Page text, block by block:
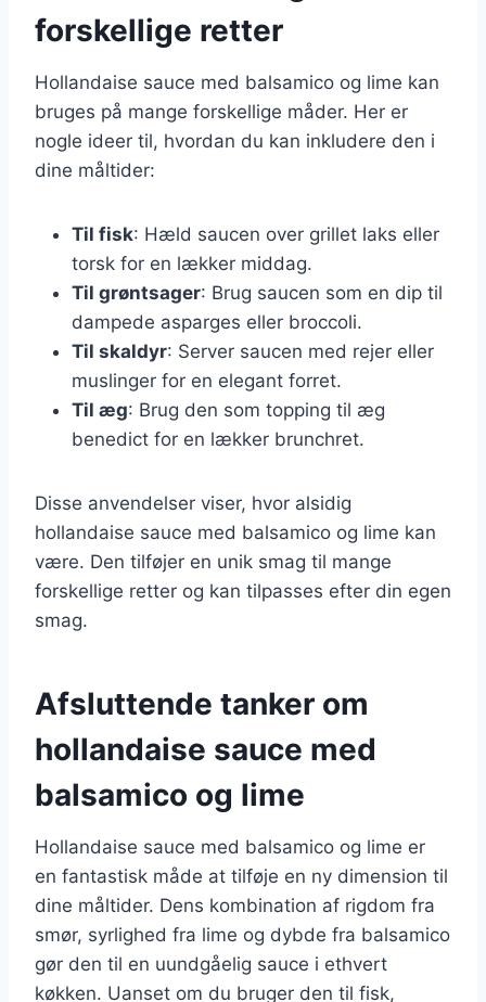
forskellige retter
Hollandaise sauce med balsamico og lime kan
bruges på mange forskellige måder. Her er
nogle ideer til, hvordan du kan inkludere den i
dine måltider:
Til fisk: Hæld saucen over grillet laks eller
torsk for en lækker middag.
Til grøntsager: Brug saucen som en dip til
dampede asparges eller broccoli.
Til skaldyr: Server saucen med rejer eller
muslinger for en elegant forret.
Til æg: Brug den som topping til æg
benedict for en lækker brunchret.
Disse anvendelser viser, hvor alsidig
hollandaise sauce med balsamico og lime kan
være. Den tilføjer en unik smag til mange
forskellige retter og kan tilpasses efter din egen
smag.
Afsluttende tanker om
hollandaise sauce med
balsamico og lime
Hollandaise sauce med balsamico og lime er
en fantastisk måde at tilføje en ny dimension til
dine måltider. Dens kombination af rigdom fra
smør, syrlighed fra lime og dybde fra balsamico
gør den til en uundgåelig sauce i ethvert
køkken. Uanset om du bruger den til fisk,